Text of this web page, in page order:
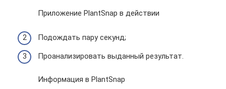
Приложение PlantSnap в действии
Подождать пару секунд;
Проанализировать выданный результат.
Информация в PlantSnap